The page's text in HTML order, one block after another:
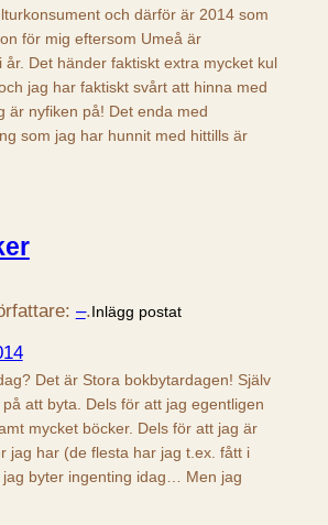
och därför är 2014 som
för mig eftersom Umeå är
år. Det händer faktiskt extra mycket kul
jag har faktiskt svårt att hinna med
är nyfiken på! Det enda med
som jag har hunnit med hittills är
–.Inlägg postat
Det är Stora bokbytardagen! Själv
att byta. Dels för att jag egentligen
mycket böcker. Dels för att jag är
jag har (de flesta har jag t.ex. fått i
jag byter ingenting idag… Men jag